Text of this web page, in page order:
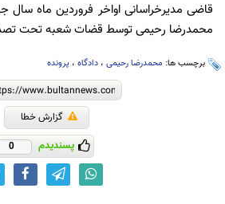
قاضی مدیرخراسانی اواخر فروردین ماه سال
محمدرضا رحیمی توسط قضات شعبه تحت
برچسب ها: محمدرضا رحیمی ، دادگاه ، پرونده
گزارش خطا
پسندیدم 0